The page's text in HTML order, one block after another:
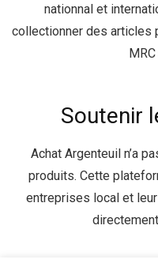
nationnal et
collectionner des articles
Soutenir
Achat Argenteuil n’a
produits. Cette
entreprises local et